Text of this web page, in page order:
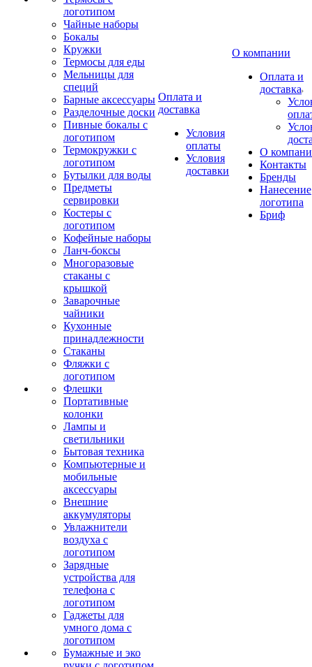
логотипом
Чайные наборы
Бокалы
Кружки
Термосы для еды
Мельницы для
специй
Барные аксессуары
Разделочные доски
Пивные бокалы с
логотипом
Термокружки с
логотипом
Бутылки для воды
Предметы
сервировки
Костеры с
логотипом
Кофейные наборы
Ланч-боксы
Многоразовые
стаканы с
крышкой
Заварочные
чайники
Кухонные
принадлежности
Стаканы
Фляжки с
логотипом
Флешки
Портативные
колонки
Лампы и
светильники
Бытовая техника
Компьютерные и
мобильные
аксессуары
Внешние
аккумуляторы
Увлажнители
воздуха с
логотипом
Зарядные
устройства для
телефона с
логотипом
Гаджеты для
умного дома с
логотипом
Бумажные и эко
Оплата и
доставка
Условия
оплаты
Условия
доставки
О компании
Оплата и
доставка
О
Контакты
Бренды
Нанесение
логотипа
Бриф